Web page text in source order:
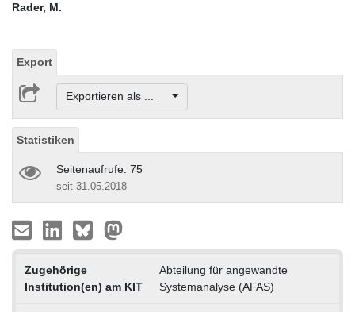
Rader, M.
Export
Exportieren als ...
Statistiken
Seitenaufrufe: 75
seit 31.05.2018
Zugehörige
Institution(en) am KIT
Abteilung für angewandte
Systemanalyse (AFAS)